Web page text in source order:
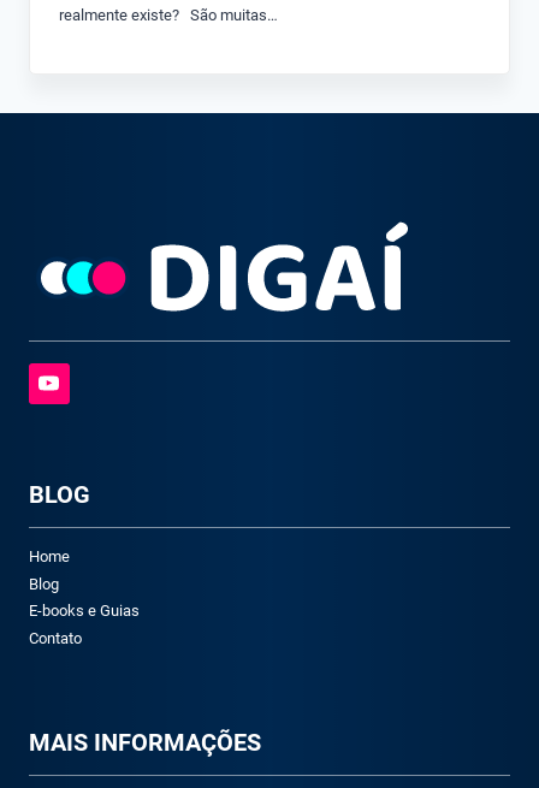
realmente existe? São muitas…
BLOG
Home
Blog
E-books e Guias
Contato
MAIS INFORMAÇÕES